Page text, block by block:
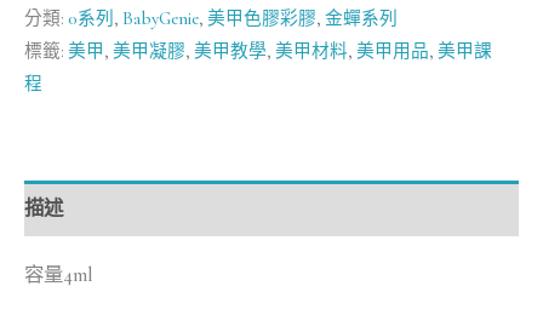
分類: 0系列 , BabyGenie, 美甲色膠彩膠, 金蟬系列
標籤: 美甲, 美甲凝膠, 美甲教學, 美甲材料, 美甲用品, 美甲課
程
描述
容量4ml